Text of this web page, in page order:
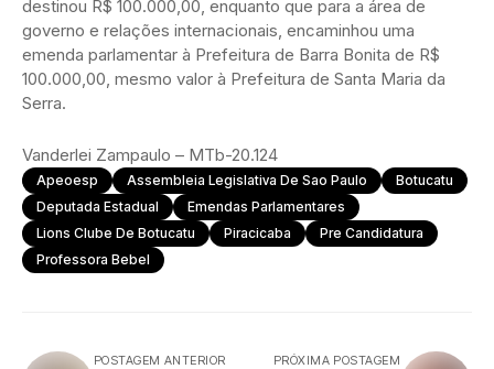
destinou R$ 100.000,00, enquanto que para a área de
governo e relações internacionais, encaminhou uma
emenda parlamentar à Prefeitura de Barra Bonita de R$
100.000,00, mesmo valor à Prefeitura de Santa Maria da
Serra.
Vanderlei Zampaulo – MTb-20.124
Apeoesp Assembleia Legislativa De Sao Paulo
Botucatu
Deputada Estadual
Emendas Parlamentares
Lions Clube De Botucatu
Piracicaba
Pre Candidatura
Professora Bebel
POSTAGEM ANTERIOR PRÓXIMA POSTAGEM